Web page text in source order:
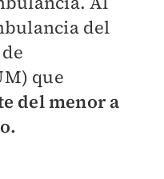
del
que
del menor a